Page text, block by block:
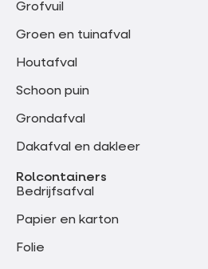
Grofvuil
Groen en tuinafval
Houtafval
Schoon puin
Grondafval
Dakafval en dakleer
Rolcontainers
Bedrijfsafval
Papier en karton
Folie